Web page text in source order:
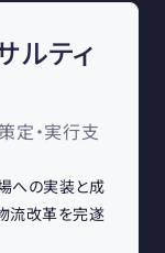
ルティ
定・実行支
への実装と成
流改革を完遂